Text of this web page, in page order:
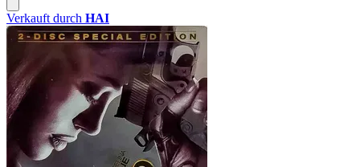
Verkauft durch HAI